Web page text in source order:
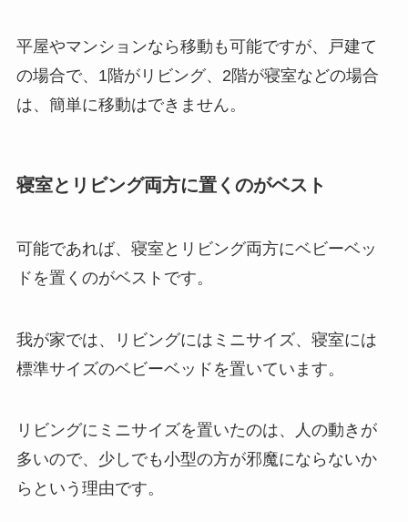
平屋やマンションなら移動も可能ですが、戸建て
の場合で、1階がリビング、2階が寝室などの場合
は、簡単に移動はできません。
寝室とリビング両方に置くのがベスト
可能であれば、寝室とリビング両方にベビーベッ
ドを置くのがベストです。
我が家では、リビングにはミニサイズ、寝室には
標準サイズのベビーベッドを置いています。
リビングにミニサイズを置いたのは、人の動きが
多いので、少しでも小型の方が邪魔にならないか
らという理由です。